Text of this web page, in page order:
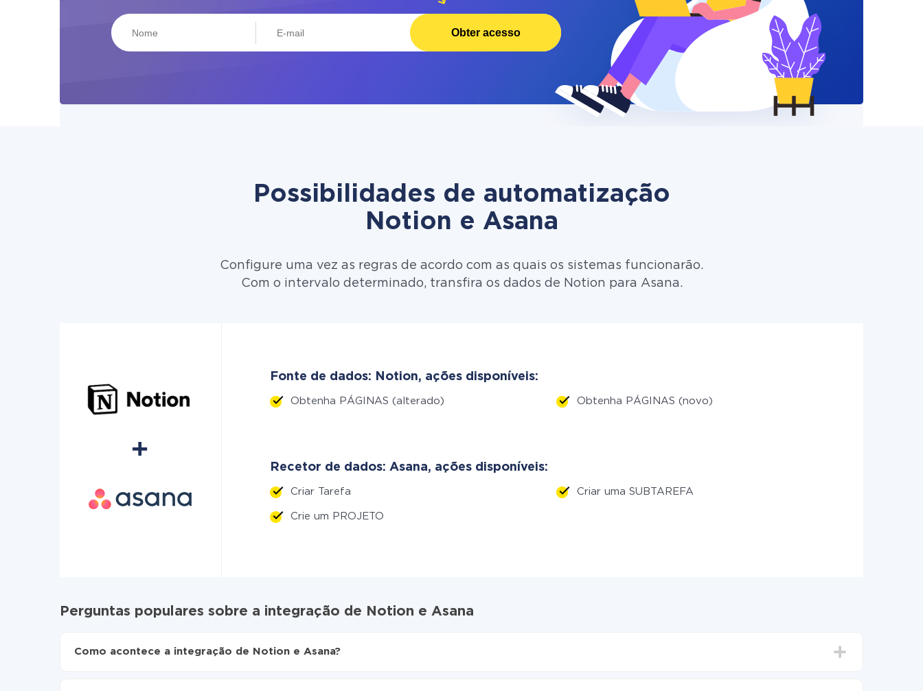
Obter acesso
Possibilidades de automatização
Notion e Asana
Configure uma vez as regras de acordo com as quais os sistemas funcionarão.
Com o intervalo determinado, transfira os dados de Notion para Asana.
Fonte de dados: Notion, ações disponíveis:
Obtenha PÁGINAS (alterado) Obtenha PÁGINAS (novo)
Recetor de dados: Asana, ações disponíveis:
Criar Tarefa Criar uma SUBTAREFA
Crie um PROJETO
Perguntas populares sobre a integração de Notion e Asana
Como acontece a integração de Notion e Asana?